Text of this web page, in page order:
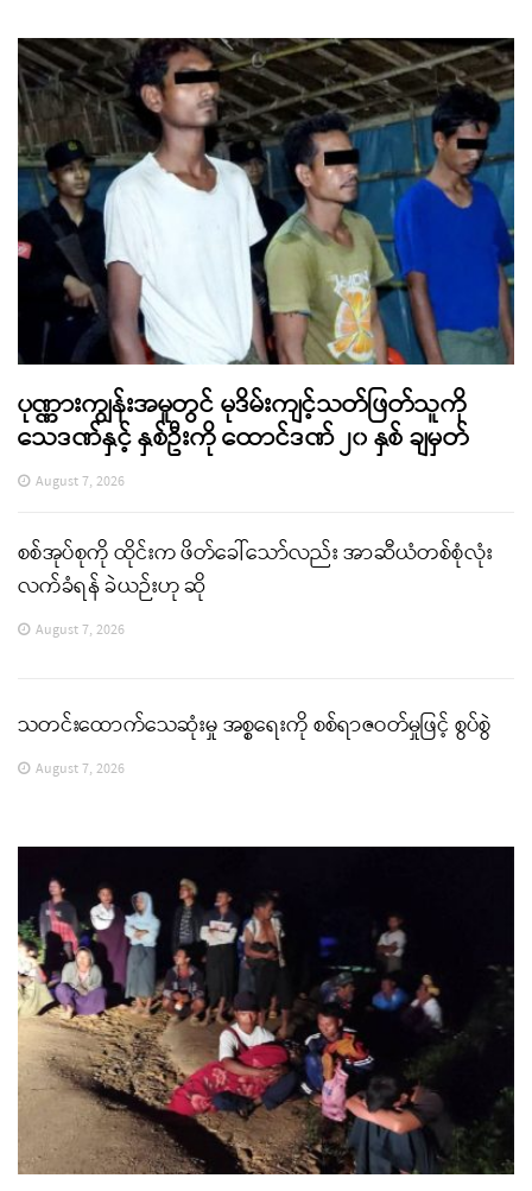
ပုဏ္ဏားကျွန်းအမှုတွင် မုဒိမ်းကျင့်သတ်ဖြတ်သူကို
သေဒဏ်နှင့် နှစ်ဦးကို ထောင်ဒဏ် ၂၀ နှစ် ချမှတ်
August 7, 2026
စစ်အုပ်စုကို ထိုင်းက ဖိတ်ခေါ်သော်လည်း အာဆီယံတစ်စုံလုံး
လက်ခံရန် ခဲယဉ်းဟု ဆို
August 7, 2026
သတင်းထောက်သေဆုံးမှု အစ္စရေးကို စစ်ရာဇဝတ်မှုဖြင့် စွပ်စွဲ
August 7, 2026